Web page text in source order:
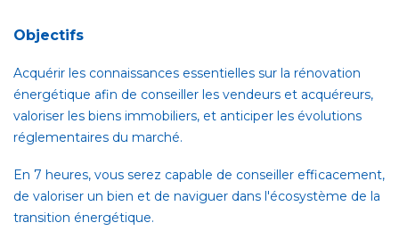
Objectifs
Acquérir les connaissances essentielles sur la rénovation
énergétique afin de conseiller les vendeurs et acquéreurs,
valoriser les biens immobiliers, et anticiper les évolutions
réglementaires du marché.
En 7 heures, vous serez capable de conseiller efficacement,
de valoriser un bien et de naviguer dans l'écosystème de la
transition énergétique.